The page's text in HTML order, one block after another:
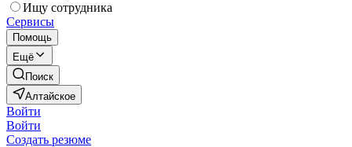
Ищу сотрудника
Сервисы
Помощь
Ещё
Поиск
Алтайское
Войти
Войти
Создать резюме